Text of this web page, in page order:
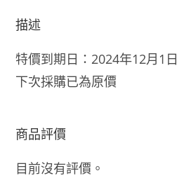
描述
特價到期日：2024年12月1日
下次採購已為原價
商品評價
目前沒有評價。